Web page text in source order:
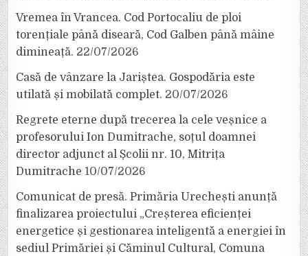
Vremea în Vrancea. Cod Portocaliu de ploi
torențiale până diseară, Cod Galben până mâine
dimineață. 22/07/2026
Casă de vânzare la Jariștea. Gospodăria este
utilată și mobilată complet. 20/07/2026
Regrete eterne după trecerea la cele veșnice a
profesorului Ion Dumitrache, soțul doamnei
director adjunct al Școlii nr. 10, Mitrița
Dumitrache 10/07/2026
Comunicat de presă. Primăria Urechești anunță
finalizarea proiectului „Creșterea eficienței
energetice și gestionarea inteligentă a energiei în
sediul Primăriei și Căminul Cultural, Comuna